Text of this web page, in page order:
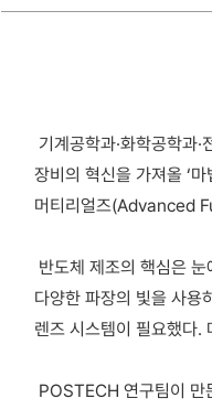
기계공학과·화학공학과
장비의 혁신을 가져올 ‘
머티리얼즈(Advanced
반도체 제조의 핵심은
다양한 파장의 빛을 사용
렌즈 시스템이 필요했다.
POSTECH 연구팀이 만